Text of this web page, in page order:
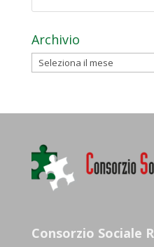
Archivio
Archivio
Consorzio Sociale